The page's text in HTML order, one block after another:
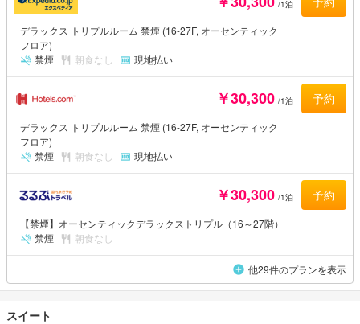
/1泊
デラックス トリプルルーム 禁煙 (16-27F, オーセンティック
フロア)
禁煙
朝食なし 現地払い
￥30,300 /1泊 予約
デラックス トリプルルーム 禁煙 (16-27F, オーセンティック
フロア)
禁煙
朝食なし 現地払い
￥30,300 /1泊 予約
【禁煙】オーセンティックデラックストリプル（16～27階）
禁煙
朝食なし
他29件のプランを表示
スイート